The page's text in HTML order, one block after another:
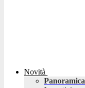
Novità
Panoramica